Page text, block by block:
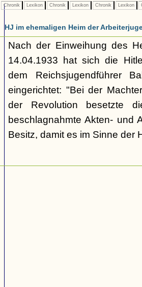
Chronik Lexikon Chronik Lexikon Chronik Lexikon
HJ im ehemaligen Heim der
Nach der Einweihung des
14.04.1933 hat sich die
dem Reichsjugendführer
eingerichtet: "Bei der
der Revolution besetzte
beschlagnahmte Akten- und
Besitz, damit es im Sinne der